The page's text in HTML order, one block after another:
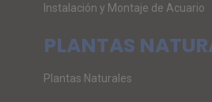
Instalación y Montaje de Acuario
PLANTAS
Plantas Naturales